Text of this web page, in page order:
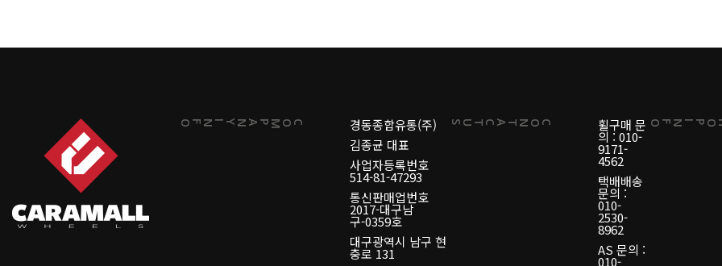
COMPANY
INFO
경동종합유통(주)
김종균 대표
사업자등록번호
514-81-47293
통신판매업번호
2017-대구남
구-0359호
대구광역시 남구 현
충로 131
CONTACT
US 휠구매 문
의 : 010-
9171-
4562
택배배송
문의 :
010-
2530-
8962
AS 문의 :
010-
INFO